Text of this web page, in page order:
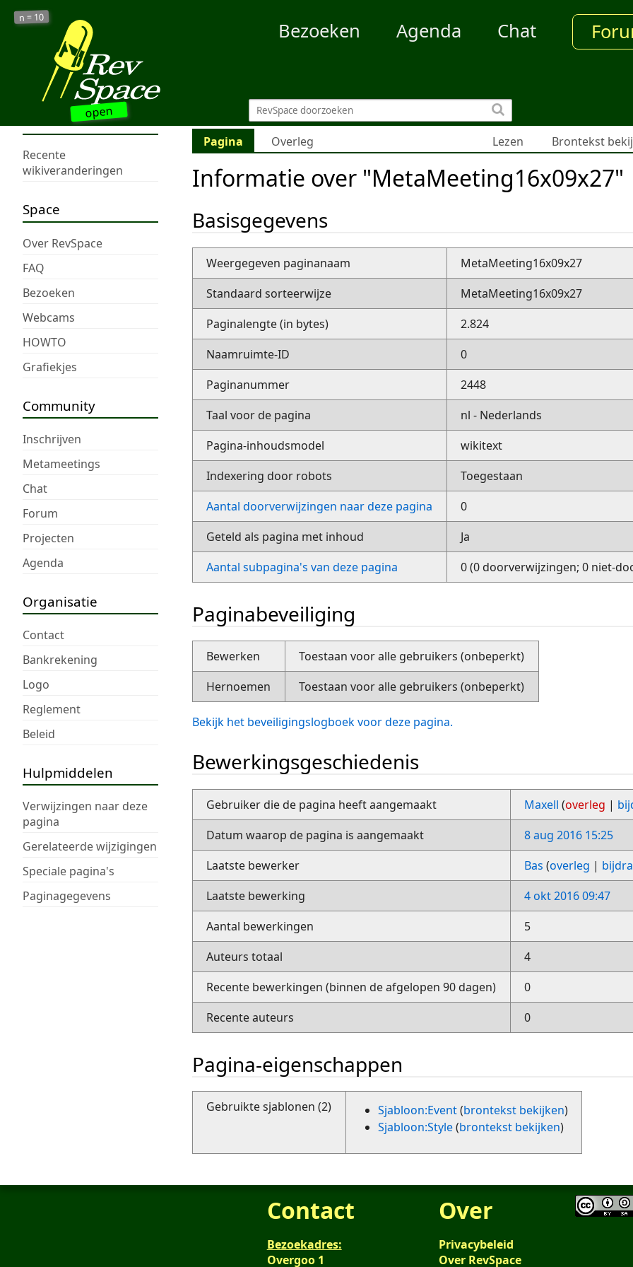
open
n = 10
Bezoeken Agenda Chat
Recente
wikiveranderingen
Space
Over RevSpace
FAQ
Bezoeken
Webcams
HOWTO
Grafiekjes
Community
Inschrijven
Metameetings
Chat
Forum
Projecten
Agenda
Organisatie
Contact
Bankrekening
Logo
Reglement
Beleid
Hulpmiddelen
Verwijzingen naar deze
pagina
Gerelateerde wijzigingen
Speciale pagina's
Paginagegevens
Pagina Overleg Lezen Brontekst
Informatie over "MetaMeeting16x09x27"
Basisgegevens
Weergegeven paginanaam
MetaMeeting16x09x27
Standaard sorteerwijze
MetaMeeting16x09x27
Paginalengte (in bytes)
2.824
Naamruimte-ID
0
Paginanummer
2448
Taal voor de pagina
nl - Nederlands
Pagina-inhoudsmodel
wikitext
Indexering door robots
Toegestaan
Aantal doorverwijzingen naar deze pagina
0
Geteld als pagina met inhoud
Ja
Aantal subpagina's van deze pagina
0 (0 doorverwijzingen; 0 niet-
Paginabeveiliging
Bewerken
Toestaan voor alle gebruikers (onbeperkt)
Hernoemen
Toestaan voor alle gebruikers (onbeperkt)
Bekijk het beveiligingslogboek voor deze pagina.
Bewerkingsgeschiedenis
Gebruiker die de pagina heeft aangemaakt Maxell (overleg |
Datum waarop de pagina is aangemaakt
8 aug 2016 15:25
Laatste bewerker
Bas (overleg |
Laatste bewerking
4 okt 2016 09:47
Aantal bewerkingen
5
Auteurs totaal
4
Recente bewerkingen (binnen de afgelopen 90 dagen)
0
Recente auteurs
0
Pagina-eigenschappen
Gebruikte sjablonen (2) Sjabloon:Event(brontekst bekijken)
Sjabloon:Style(brontekst bekijken)
Contact
Bezoekadres:
Overgoo 1
Over
Privacybeleid
Over RevSpace